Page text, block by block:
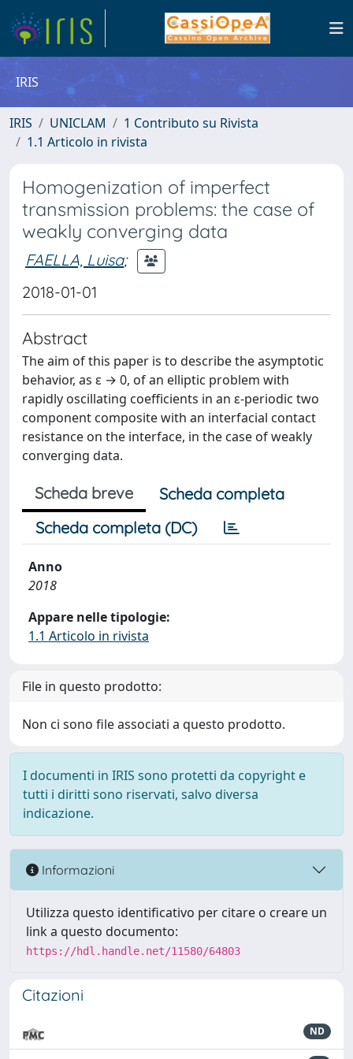
IRIS
IRIS UNICLAM
1 Contributo su Rivista
1.1 Articolo in rivista
Homogenization of imperfect
transmission problems: the case of
weakly converging data
FAELLA, Luisa;
2018-01-01
Abstract
The aim of this paper is to describe the asymptotic
behavior, as ε → 0, of an elliptic problem with
rapidly oscillating coefficients in an ε-periodic two
component composite with an interfacial contact
resistance on the interface, in the case of weakly
converging data.
Scheda breve
Scheda completa
Scheda completa (DC)
Anno
2018
Appare nelle tipologie:
1.1 Articolo in rivista
File in questo prodotto:
Non ci sono file associati a questo prodotto.
I documenti in IRIS sono protetti da copyright e
tutti i diritti sono riservati, salvo diversa
indicazione.
Informazioni
Utilizza questo identificativo per citare o creare un
link a questo documento:
https://hdl.handle.net/11580/64803
Citazioni
ND